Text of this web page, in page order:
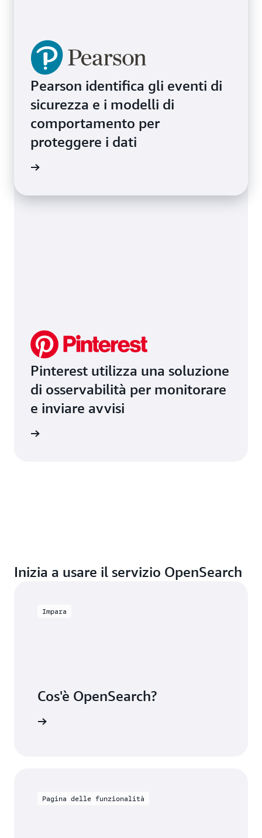
Pearson identifica gli eventi di
sicurezza e i modelli di
comportamento per
proteggere i dati
Pinterest utilizza una soluzione
di osservabilità per monitorare
e inviare avvisi
Inizia a usare il servizio OpenSearch
Impara
Cos'è OpenSearch?
Pagina delle funzionalità